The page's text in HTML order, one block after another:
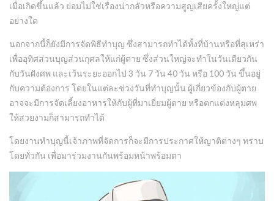
เมื่อเกิดขึ้นแล้ว ย่อมไม่ใช่เรื่องน่ากลัวหรือความสูญเสียครั้งใหญ่แต่
อย่างใด
นอกจากนี้ก็ยังมีการจัดพิธีทำบุญ ซึ่งสามารถทำได้ทั้งที่บ้านหรือที่สุเหร่า
เพื่ออุทิศส่วนบุญส่วนกุศลให้แก่ผู้ตาย ซึ่งส่วนใหญ่จะทำในวันเดียวกัน
กับวันฝังศพ และเว้นระยะออกไป 3 วัน 7 วัน 40 วัน หรือ 100 วัน ขึ้นอยู่
กับความต้องการ โดยในแต่ละช่วงวันที่ทำบุญนั้น ผู้เกี่ยวข้องกับผู้ตาย
อาจจะมีการจัดเลี้ยงอาหารให้กับผู้ที่มาเยี่ยมผู้ตาย หรือตกแต่งหลุมศพ
ให้สวยงามก็สามารถทำได้
โดยงานทำบุญนี้เจ้าภาพที่จัดการก็จะมีการประกาศให้ญาติต่างๆ ทราบ
โดยทั่วกัน เพื่อมาร่วมงานกันพร้อมหน้าพร้อมตา